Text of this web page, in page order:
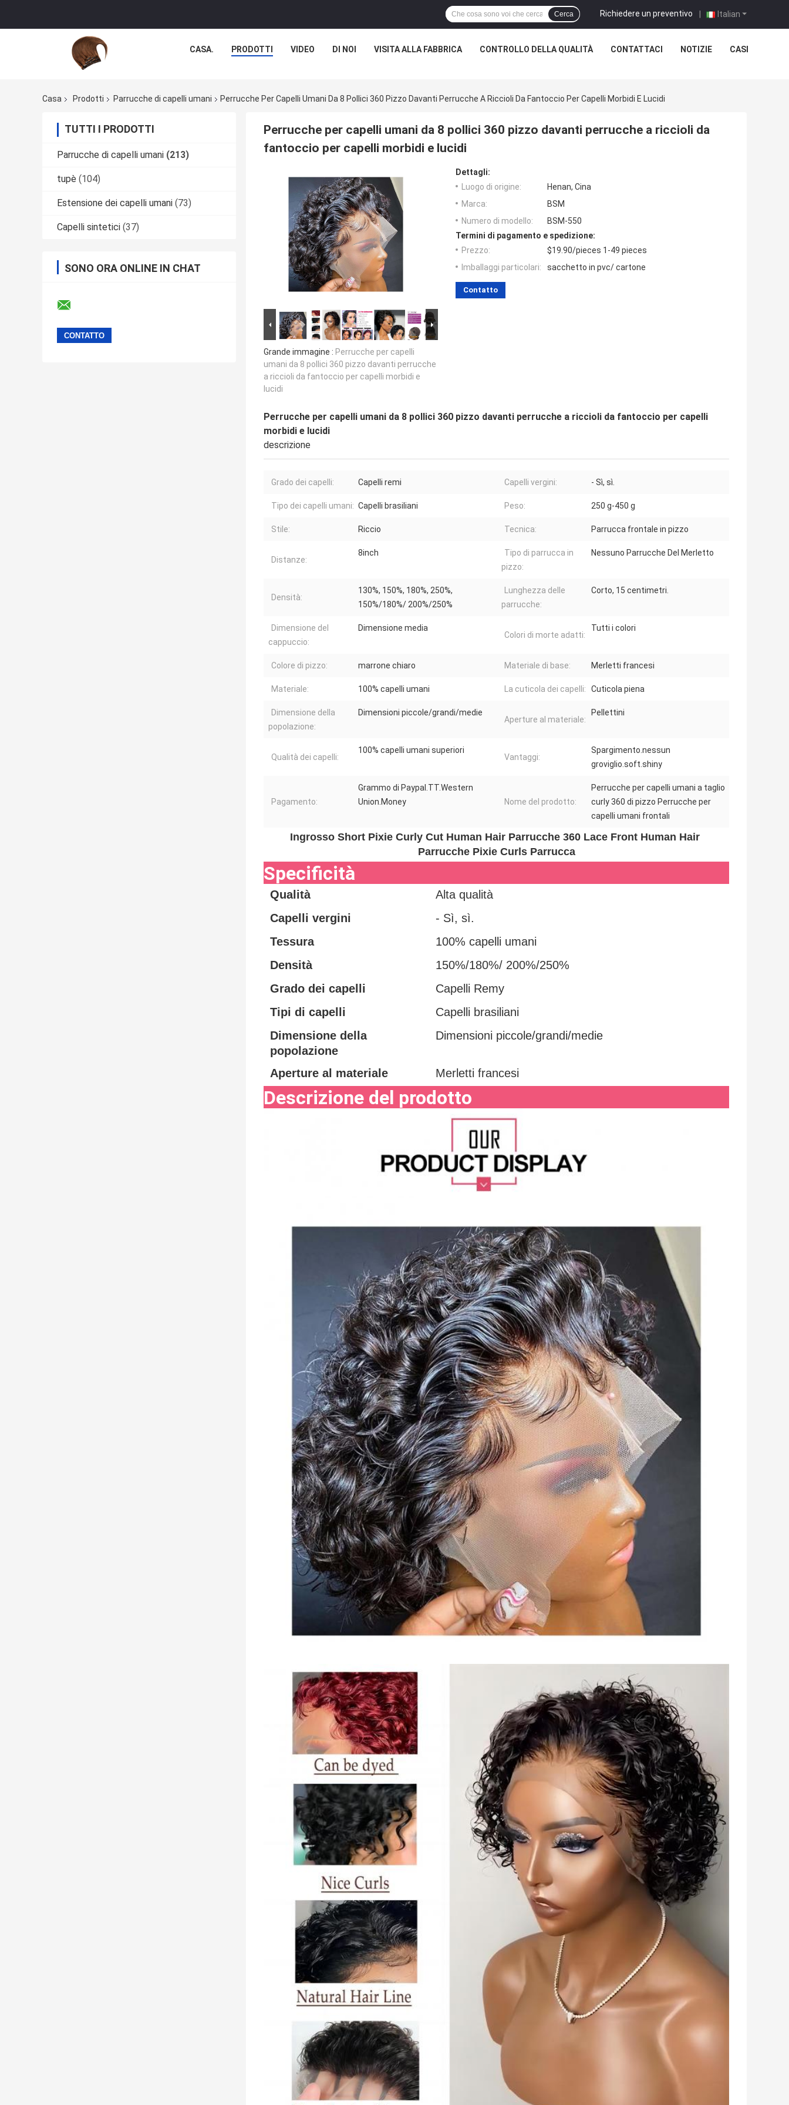
Italian
Richiedere un preventivo |
Cerca
CASA. PRODOTTI VIDEO DI NOI VISITA ALLA FABBRICA CONTROLLO DELLA QUALITÀ CONTATTACI NOTIZIE CASI
Casa Prodotti Parrucche di capelli umani Perrucche Per Capelli Umani Da 8 Pollici 360 Pizzo Davanti Perrucche A Riccioli Da Fantoccio Per Capelli Morbidi E Lucidi
TUTTI I PRODOTTI
Parrucche di capelli umani (213)
tupè (104)
Estensione dei capelli umani (73)
Capelli sintetici (37)
SONO ORA ONLINE IN CHAT
Perrucche per capelli umani da 8 pollici 360 pizzo davanti perrucche a riccioli da
fantoccio per capelli morbidi e lucidi
Grande immagine : Perrucche per capelli
umani da 8 pollici 360 pizzo davanti perrucche
a riccioli da fantoccio per capelli morbidi e
lucidi
Dettagli:
Luogo di origine:
Henan, Cina
Marca:
BSM
Numero di modello:
BSM-550
Termini di pagamento e spedizione:
Prezzo:
$19.90/pieces 1-49 pieces
Imballaggi particolari:
sacchetto in pvc/ cartone
Contatto
Perrucche per capelli umani da 8 pollici 360 pizzo davanti perrucche a riccioli da fantoccio per capelli
morbidi e lucidi
descrizione
Grado dei capelli: Capelli remi Capelli vergini: - Sì, sì.
Tipo dei capelli umani: Capelli brasiliani Peso: 250 g-450 g
Stile: Riccio Tecnica: Parrucca frontale in pizzo
Distanze:
8inch
Tipo di parrucca in
pizzo:
Nessuno Parrucche Del Merletto
Densità:
130%, 150%, 180%, 250%,
150%/180%/ 200%/250%
Lunghezza delle
parrucche:
Corto, 15 centimetri.
Dimensione del
cappuccio:
Dimensione media
Colori di morte adatti:
Tutti i colori
Colore di pizzo: marrone chiaro Materiale di base: Merletti francesi
Materiale: 100% capelli umani La cuticola dei capelli: Cuticola piena
Dimensione della
popolazione:
Dimensioni piccole/grandi/medie
Aperture al materiale:
Pellettini
Qualità dei capelli:
100% capelli umani superiori
Vantaggi:
Spargimento.nessun
groviglio.soft.shiny
Pagamento:
Grammo di Paypal.TT.Western
Union.Money
Nome del prodotto:
Perrucche per capelli umani a taglio
curly 360 di pizzo Perrucche per
capelli umani frontali
Ingrosso Short Pixie Curly Cut Human Hair Parrucche 360 Lace Front Human Hair
Parrucche Pixie Curls Parrucca
Specificità
Qualità
Alta qualità
Capelli vergini
- Sì, sì.
Tessura
100% capelli umani
Densità
150%/180%/ 200%/250%
Grado dei capelli
Capelli Remy
Tipi di capelli
Capelli brasiliani
Dimensione della
popolazione
Dimensioni piccole/grandi/medie
Aperture al materiale Merletti francesi
Descrizione del prodotto